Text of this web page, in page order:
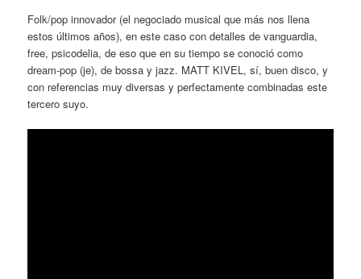
Folk/pop innovador (el negociado musical que más nos llena
estos últimos años), en este caso con detalles de vanguardia,
free, psicodelia, de eso que en su tiempo se conoció como
dream-pop (je), de bossa y jazz. MATT KIVEL, sí, buen disco, y
con referencias muy diversas y perfectamente combinadas este
tercero suyo.